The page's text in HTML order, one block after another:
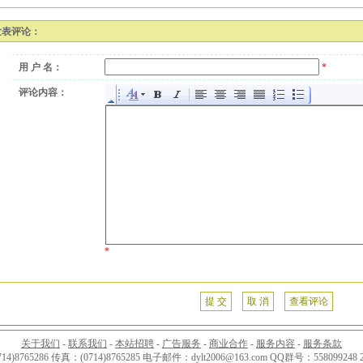
评论：
用 户 名： *
评论内容：
*
提 交 取 消 查看评论
关于我们 - 联系我们 - 本站招聘 - 广告服务 - 商业合作 - 服务内容 - 服务条款
传真：(0714)8765285 电子邮件：dylt2006@163.com QQ群号：558099248